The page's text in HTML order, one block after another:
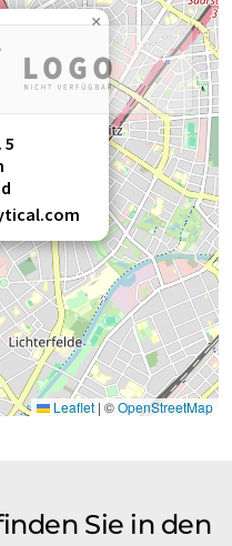
5
×
Leaflet | ©OpenStreetMap
Sie in den